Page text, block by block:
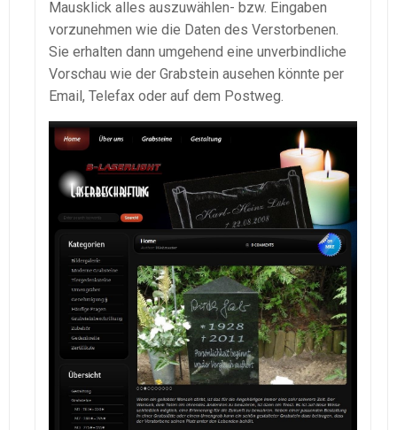
Mausklick alles auszuwählen- bzw. Eingaben
vorzunehmen wie die Daten des Verstorbenen.
Sie erhalten dann umgehend eine unverbindliche
Vorschau wie der Grabstein ausehen könnte per
Email, Telefax oder auf dem Postweg.